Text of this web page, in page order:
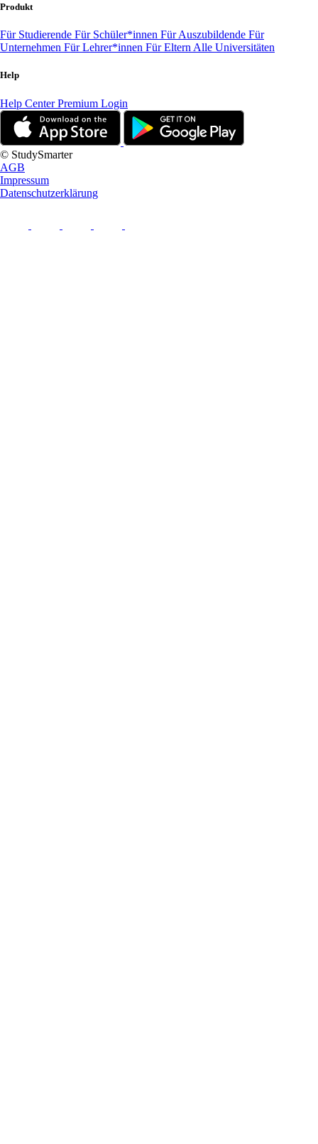
Produkt
Für Studierende Für Schüler*innen Für Auszubildende Für
Unternehmen Für Lehrer*innen Für Eltern Alle Universitäten
Help
Help CenterPremium Login
© StudySmarter
AGB
Impressum
Datenschutzerklärung